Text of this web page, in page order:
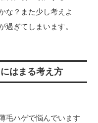
な？また少し考えよ
過ぎてしまいます。
はまる考え方
毛ハゲで悩んでいます